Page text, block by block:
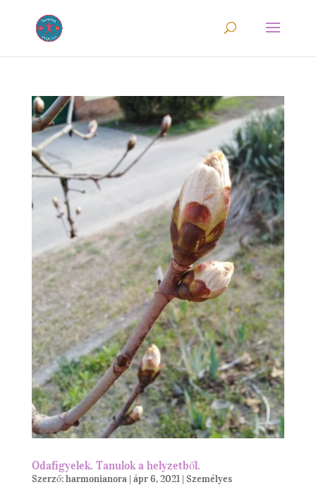
Odafigyelek. Tanulok a helyzetből.
Szerző:harmonianora| ápr 6, 2021| Személyes